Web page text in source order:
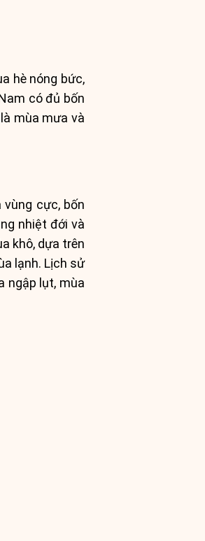
hè nóng bức,
có đủ bốn
mùa mưa và
cực, bốn
nhiệt đới và
khô, dựa trên
lạnh. Lịch sử
ngập lụt, mùa